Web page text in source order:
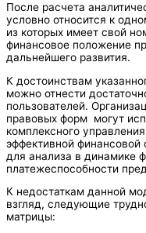
После расчета
условно относится к
из которых имеет свой
финансовое положение
дальнейшего развития.
К достоинствам
можно отнести
пользователей.
правовых форм могут
комплексного
эффективной финансовой
для анализа в динамике
платежеспособности
К недостаткам данной
взгляд, следующие
матрицы: